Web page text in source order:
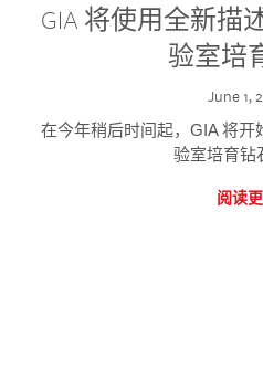
GIA 将使用全新描
验室培
June 1,
在今年稍后时间起，GIA 将开
验室培育钻
阅读